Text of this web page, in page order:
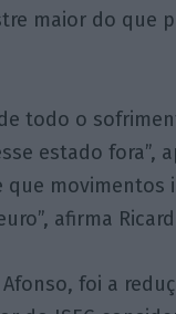
maior do que
todo o
estado fora”,
que
afirma
foi a